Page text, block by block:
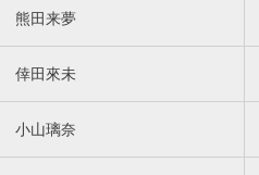
熊田来夢
倖田來未
小山璃奈